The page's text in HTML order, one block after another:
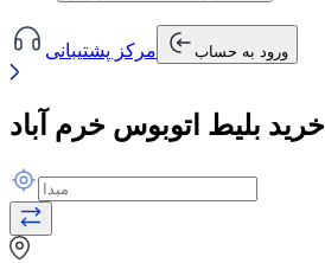
مرکز پشتیبانی ورود به حساب
خرید بلیط اتوبوس خرم آباد